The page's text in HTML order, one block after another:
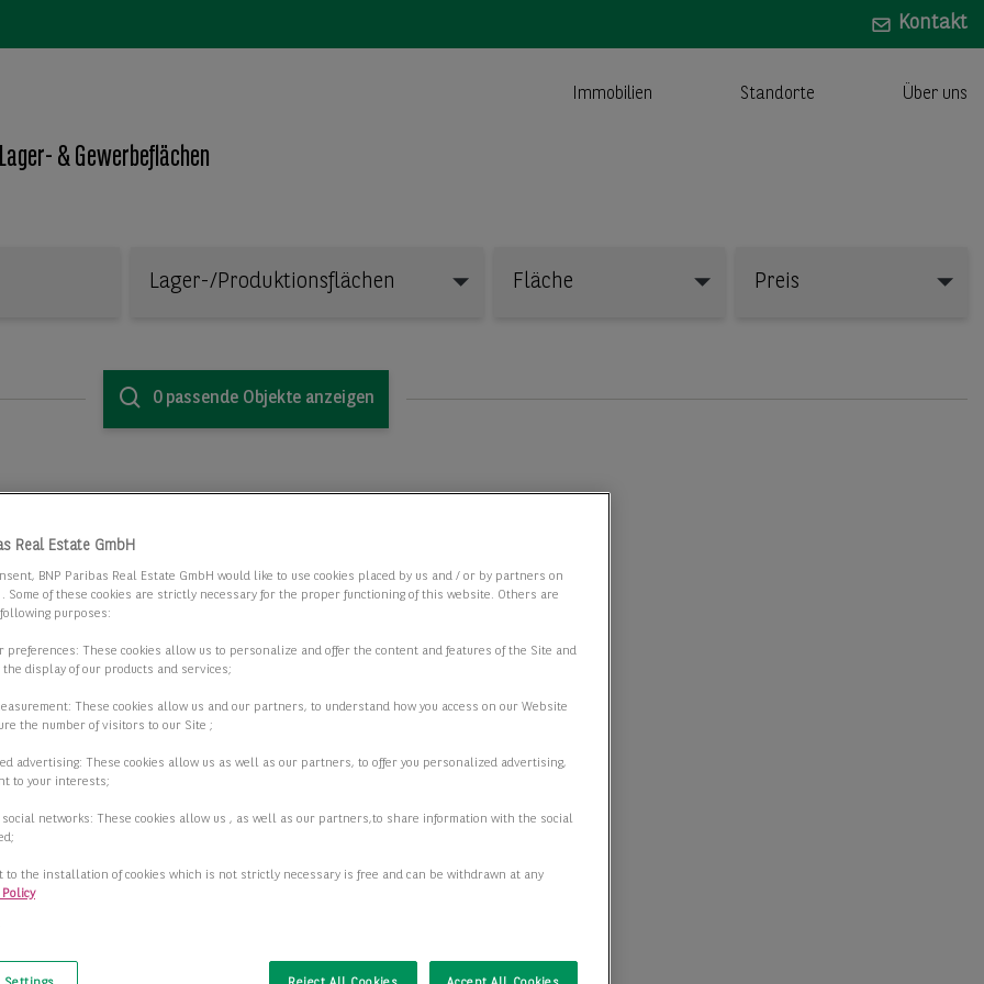
Kontakt
Immobilien Standorte Über uns
& Gewerbeflächen
Lager-/Produktionsflächen Fläche Preis
0 passende Objekte anzeigen
die Suchkriterien an.
in werbewirksamer Ringlage am
Köln
250,00 m 2
ab 250,00 m
Real Estate GmbH
BNP Paribas Real Estate GmbH would like to use cookies placed by us and / or by partners on
Some of these cookies are strictly necessary for the proper functioning of this website. Others are
purposes:
preferences: These cookies allow us to personalize and offer the content and features of the Site and
display of our products and services;
These cookies allow us and our partners, to understand how you access on our Website
the number of visitors to our Site ;
advertising: These cookies allow us as well as our partners, to offer you personalized advertising,
to your interests;
networks: These cookies allow us , as well as our partners,to share information with the social
to the installation of cookies which is not strictly necessary is free and can be withdrawn at any
Policy